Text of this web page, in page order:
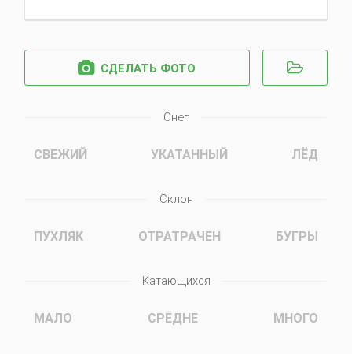
 СДЕЛАТЬ ФОТО 
Снег
СВЕЖИЙ УКАТАННЫЙ ЛЁД
Склон
ПУХЛЯК ОТРАТРАЧЕН БУГРЫ
Катающихся
МАЛО СРЕДНЕ МНОГО